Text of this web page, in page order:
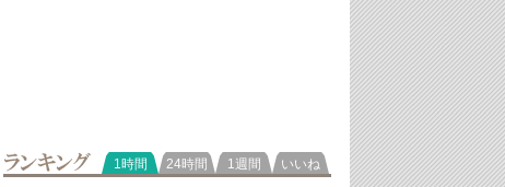
ランキング
1時間 24時間 1週間 いいね